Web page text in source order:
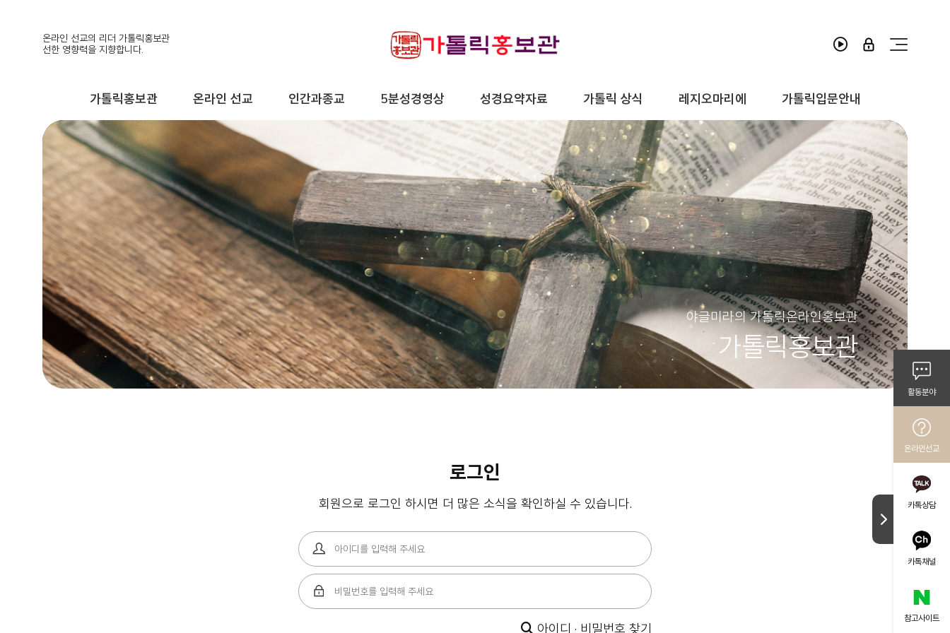
온라인 선교의 리더 가톨릭홍보관
선한 영향력을 지향합니다.
가톨릭홍보관 온라인 선교 인간과종교 5분성경영상 성경요약자료 가톨릭 상식 레지오마리에 가톨릭입문안내
가톨릭홍보관
온라인 선교
인간과종교
5분성경영상
성경요약자료
가톨릭 상식
레지오마리에
활동분야
온라인선교
카톡상담
카톡채널
참고사이트
야글미라의 가톨릭온라인홍보관
가톨릭홍보관
로그인
회원으로 로그인 하시면 더 많은 소식을 확인하실 수 있습니다.
아이디 · 비밀번호 찾기